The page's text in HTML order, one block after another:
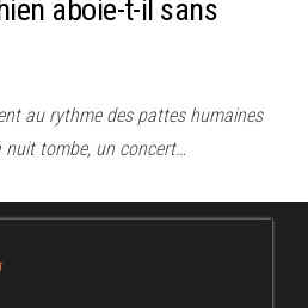
aboie-t-il sans
au rythme des pattes humaines
nuit tombe, un concert…